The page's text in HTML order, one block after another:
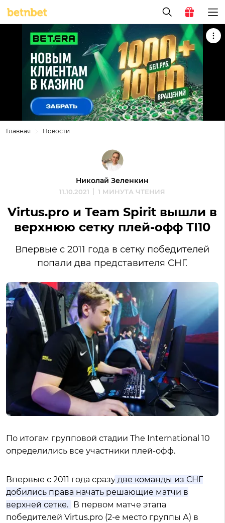
Главная Новости
Николай Зеленкин
11.10.2021 1 МИНУТА ЧТЕНИЯ
Virtus.pro и Team Spirit вышли в
верхнюю сетку плей-офф TI10
Впервые с 2011 года в сетку победителей
попали два представителя СНГ.
По итогам групповой стадии The International 10
определились все участники плей-офф.
Впервые с 2011 года сразу две команды из СНГ
добились права начать решающие матчи в
верхней сетке.
В первом матче этапа
победителей Virtus.pro (2-е место группы А) в